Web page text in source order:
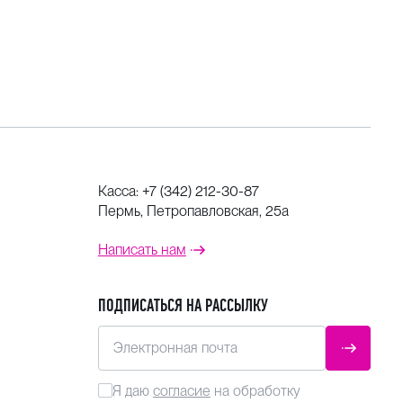
Касса: +7 (342) 212-30-87
Пермь, Петропавловская, 25а
Написать нам
ПОДПИСАТЬСЯ НА РАССЫЛКУ
Электронная почта
Я даю согласие на обработку